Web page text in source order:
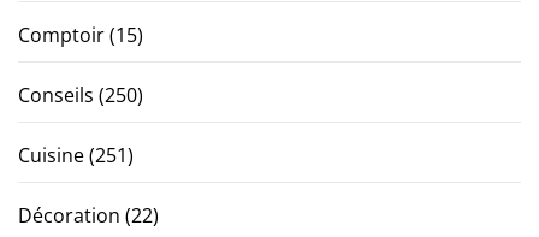
Comptoir(15)
Conseils (250)
Cuisine(251)
Décoration (22)